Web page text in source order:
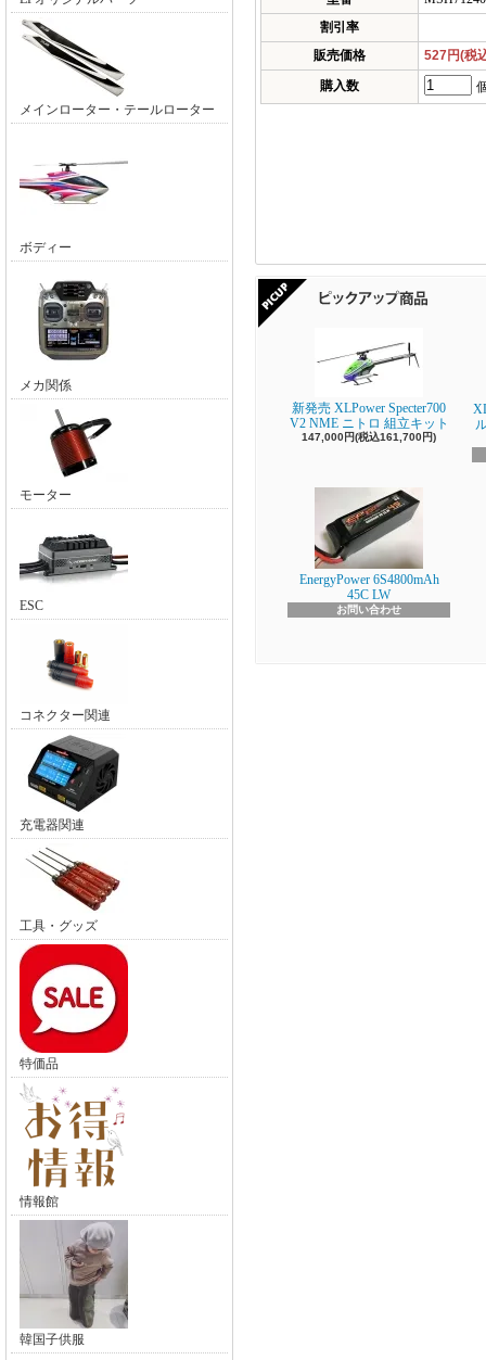
メインローター・テールローター
ボディー
メカ関係
モーター
ESC
コネクター関連
充電器関連
工具・グッズ
特価品
情報館
韓国子供服
割引率
販売価格
527円(税
購入数
新発売 XLPower Specter700
V2 NME ニトロ 組立キット
147,000円(税込161,700円)
EnergyPower 6S4800mAh
45C LW
お問い合わせ